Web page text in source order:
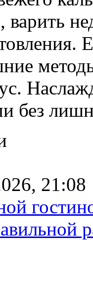
варить
без
21:08